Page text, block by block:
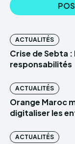
ACTUALITÉS
Crise de Sebta
responsabilités
ACTUALITÉS
Orange Maroc
digitaliser les
ACTUALITÉS